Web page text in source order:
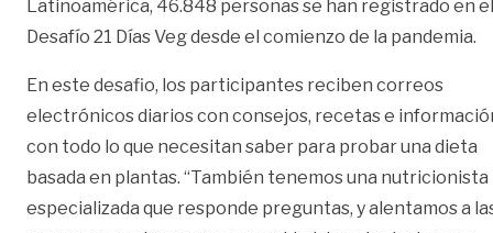
Latinoamérica, 46.848 personas se han registrado en el
Desafío 21 Días Veg desde el comienzo de la pandemia.
En este desafio, los participantes reciben correos
electrónicos diarios con consejos, recetas e
con todo lo que necesitan saber para probar una dieta
basada en plantas. “También tenemos una nutricionista
especializada que responde preguntas, y alentamos a